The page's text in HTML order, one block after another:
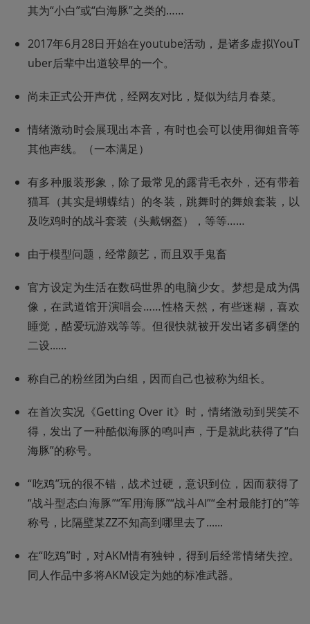
其为“小白”或“白海豚”之类的……
2017年6月28日开始在youtube活动，是诸多虚拟YouT
uber后辈中出道较早的一个。
尚未正式公开声优，经网友对比，疑似为结月春菜。
情绪激动时会展现出本音，有时也会可以使用御姐音等
其他声线。（一本满足）
有多种服装形象，除了最常见的露背毛衣外，还有带着
猫耳（其实是蝴蝶结）的冬装，跳舞时的舞娘套装，以
及吃鸡时的战斗套装（头戴钢盔），等等……
由于模型问题，经常颜艺，而且双手鬼畜
官方设定为生活在数码世界的电脑少女。梦想是成为偶
像，在武道馆开演唱会……性格天然，有些迷糊，喜欢
睡觉，酷爱玩游戏等等。但很快就被开发出诸多碉堡的
二设......
称自己的粉丝团为白组，因而自己也被称为组长。
在首次实况《Getting Over it》时，情绪激动到哭笑不
得，发出了一种酷似海豚的鸣叫声，于是就此获得了“白
海豚”的称号。
“吃鸡”玩的很不错，战术过硬，意识到位，因而获得了
“战斗型态白海豚”“军用海豚”“战斗AI”“全村最能打的”等
称号，比隔壁某ZZ不知高到哪里去了......
在“吃鸡”时，对AKM情有独钟，得到后经常情绪失控。
同人作品中多将AKM设定为她的标准武器。